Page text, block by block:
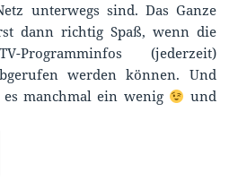
unterwegs sind. Das Ganze
dann richtig Spaß, wenn die
Programminfos (jederzeit)
werden können. Und
manchmal ein wenig
und